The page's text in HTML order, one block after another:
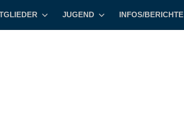
JUGEND INFOS/BERICHTE